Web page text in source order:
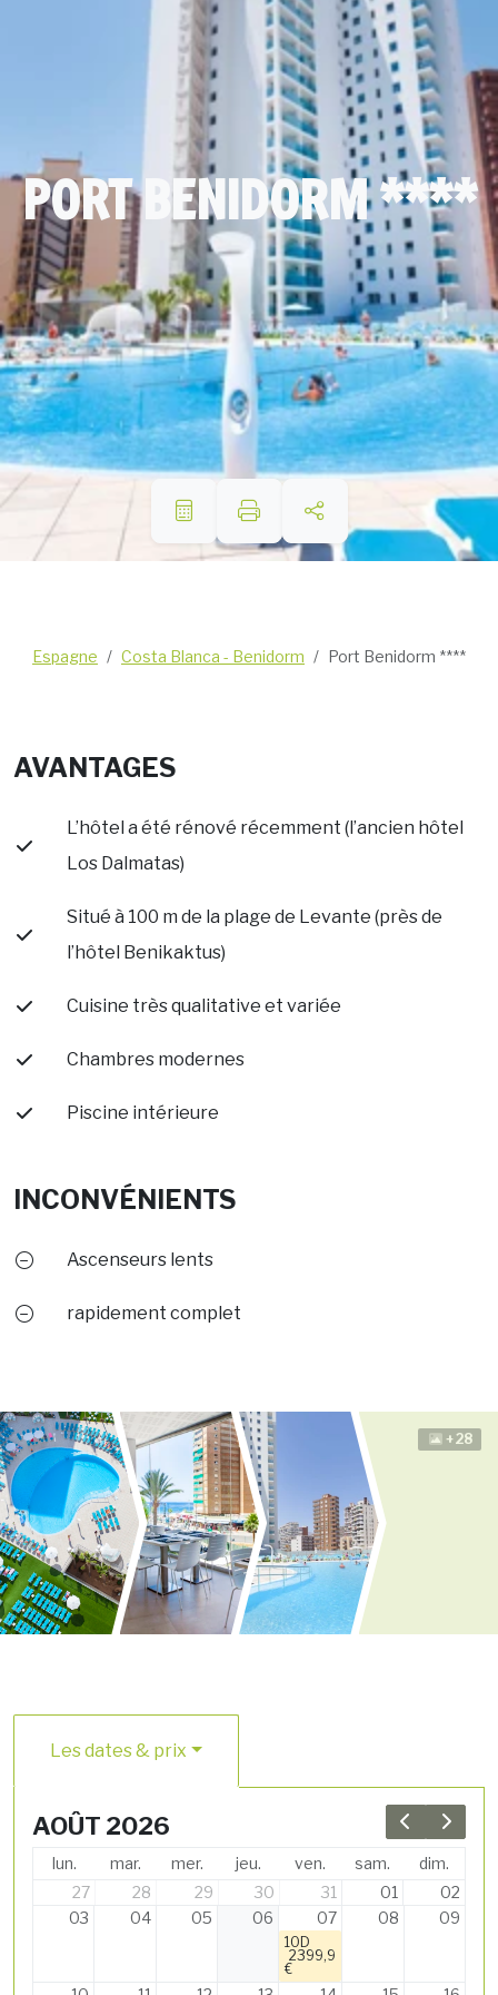
PORT BENIDORM ****
Espagne Costa Blanca - Benidorm Port Benidorm ****
AVANTAGES
L’hôtel a été rénové récemment (l’ancien hôtel
Los Dalmatas)
Situé à 100 m de la plage de Levante (près de
l’hôtel Benikaktus)
Cuisine très qualitative et variée
Chambres modernes
Piscine intérieure
INCONVÉNIENTS
Ascenseurs lents
rapidement complet
+28
Les dates & prix
Previous
Next
AOÛT 2026
lun. mar. mer. jeu. ven. sam.
dim.
27
28 29 30 31 01
02
03
04 05 06 07
10D
2399,9
€
08 09